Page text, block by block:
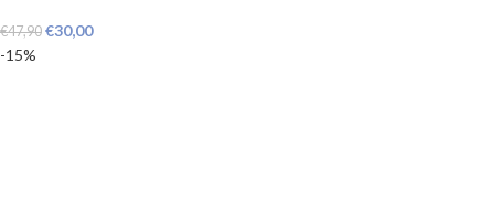
€47,90 €30,00
-15%